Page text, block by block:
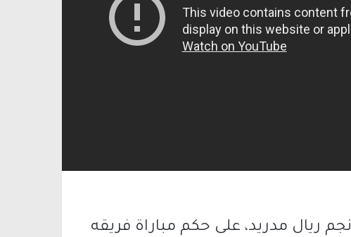
ريال مدريد، على حكم مباراة فريقه